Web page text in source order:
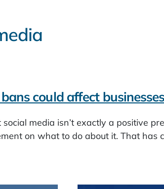
could affect
media isn’t exactly a positive
on what to do about it. That has